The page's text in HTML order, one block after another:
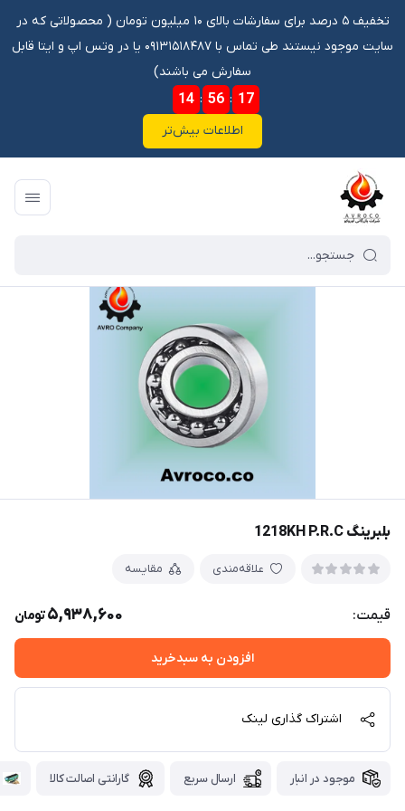
تخفیف ۵ درصد برای سفارشات بالای ۱۰ میلیون تومان ‌‌(‌‌ محصولاتی که در
سایت موجود نیستند طی تماس با ۰۹۱۳۱۵۱۸۴۸۷ یا در وتس اپ و ایتا قابل
سفارش می باشند)
14 : 56 : 16
اطلاعات بیش‌تر
فروشگاه آنلاین آوروکو
بلبرینگ 1218KH P.R.C
علاقه‌مندی مقایسه
قیمت: 5,938,600تومان
افزودن به سبدخرید
اشتراک گذاری لینک
موجود در انبار ارسال سریع گارانتی اصالت کالا